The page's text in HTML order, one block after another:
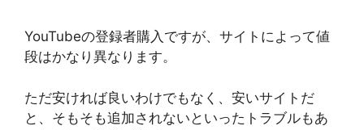
YouTubeの登録者購入ですが、サイトによって値
段はかなり異なります。
ただ安ければ良いわけでもなく、安いサイトだ
と、そもそも追加されないといったトラブルもあ